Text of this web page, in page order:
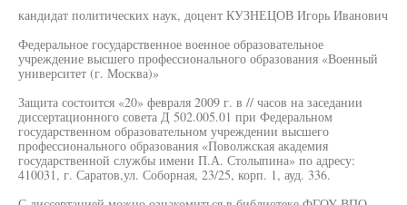
кандидат политических наук, доцент КУЗНЕЦОВ Игорь Иванович
Федеральное государственное военное образовательное
учреждение высшего профессионального образования «Военный
университет (г. Москва)»
Защита состоится «20» февраля 2009 г. в // часов на заседании
диссертационного совета Д 502.005.01 при Федеральном
государственном образовательном учреждении высшего
профессионального образования «Поволжская академия
государственной службы имени П.А. Столыпина» по адресу:
410031, г. Саратов,ул. Соборная, 23/25, корп. 1, ауд. 336.